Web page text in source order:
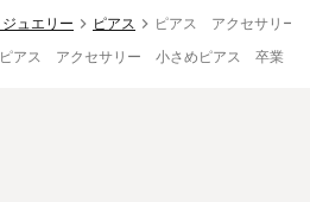
ュエリー ピアス
ピアス アクセサリ
ピアス アクセサリー 小さめピアス 卒業